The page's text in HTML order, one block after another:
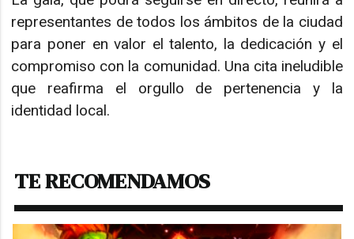
representantes de todos los ámbitos de la ciudad
para poner en valor el talento, la dedicación y el
compromiso con la comunidad. Una cita ineludible
que reafirma el orgullo de pertenencia y la
identidad local.
TE RECOMENDAMOS